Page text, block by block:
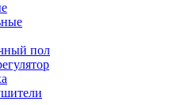
пол